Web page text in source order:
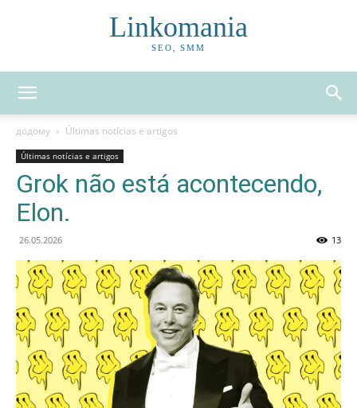
Linkomania
SEO, SMM
додому Últimas notícias e artigos
Últimas notícias e artigos
Grok não está acontecendo,
Elon.
26.05.2026 13